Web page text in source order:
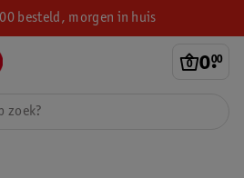
besteld, morgen in huis
0.
00